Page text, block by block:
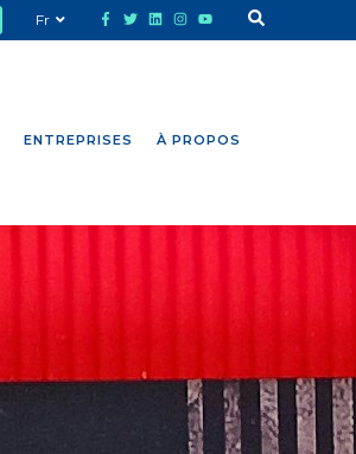
ENTREPRISES À PROPOS
Fr